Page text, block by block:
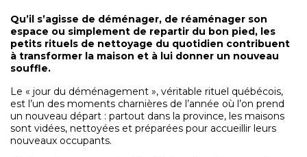
Qu’il s’agisse de déménager, de réaménager son
espace ou simplement de repartir du bon pied, les
petits rituels de nettoyage du quotidien contribuent
à transformer la maison et à lui donner un nouveau
souffle.
Le « jour du déménagement », véritable rituel québécois,
est l’un des moments charnières de l’année où l’on prend
un nouveau départ : partout dans la province, les maisons
sont vidées, nettoyées et préparées pour accueillir leurs
nouveaux occupants.